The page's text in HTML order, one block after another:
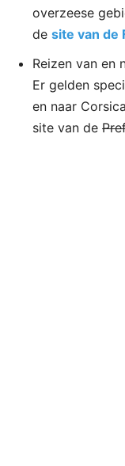
overzeese
de site van de
Reizen van en
Er gelden
en naar
site van de